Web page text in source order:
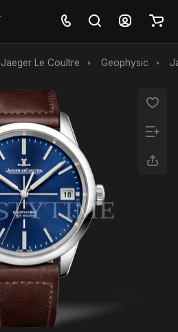
Jaeger Le Coultre Geophysic